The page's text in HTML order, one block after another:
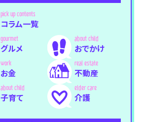
コラム一覧
グルメ おでかけ
お金 不動産
子育て 介護